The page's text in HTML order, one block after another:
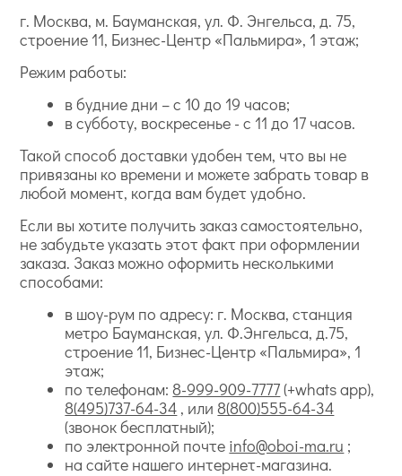
г. Москва, м. Бауманская, ул. Ф. Энгельса, д. 75,
строение 11, Бизнес-Центр «Пальмира», 1 этаж;
Режим работы:
в будние дни – с 10 до 19 часов;
в субботу, воскресенье - с 11 до 17 часов.
Такой способ доставки удобен тем, что вы не
привязаны ко времени и можете забрать товар в
любой момент, когда вам будет удобно.
Если вы хотите получить заказ самостоятельно,
не забудьте указать этот факт при оформлении
заказа. Заказ можно оформить несколькими
способами:
в шоу-рум по адресу: г. Москва, станция
метро Бауманская, ул. Ф.Энгельса, д.75,
строение 11, Бизнес-Центр «Пальмира», 1
этаж;
по телефонам: 8-999-909-7777(+whats app),
8(495)737-64-34 , или 8(800)555-64-34
(звонок бесплатный);
по электронной почте info@oboi-ma.ru ;
на сайте нашего интернет-магазина.